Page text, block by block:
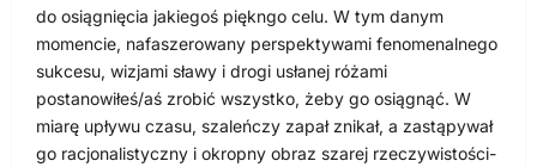
do osiągnięcia jakiegoś piękngo celu. W tym danym
momencie, nafaszerowany perspektywami fenomenalnego
sukcesu, wizjami sławy i drogi usłanej różami
postanowiłeś/aś zrobić wszystko, żeby go osiągnąć. W
miarę upływu czasu, szaleńczy zapał znikał, a zastąpywał
go racjonalistyczny i okropny obraz szarej rzeczywistości-